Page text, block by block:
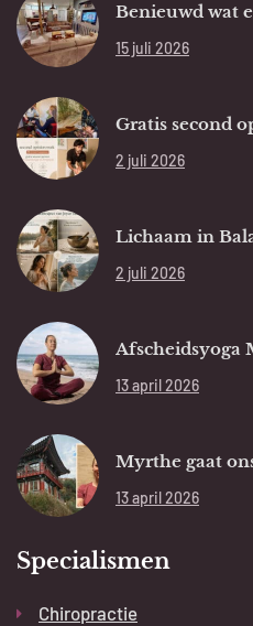
Benieuwd wat
15 juli 2026
Gratis second
2 juli 2026
Lichaam in
2 juli 2026
Afscheidsyoga
13 april 2026
Myrthe gaat
13 april 2026
Specialismen
Chiropractie